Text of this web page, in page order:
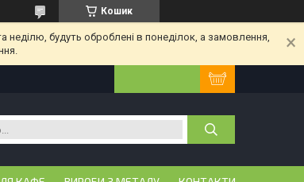
Кошик
будуть оброблені в понеділок, а замовлення,